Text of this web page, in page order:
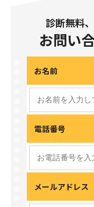
診断無料
お問い
お名前
電話番号
メールアドレス